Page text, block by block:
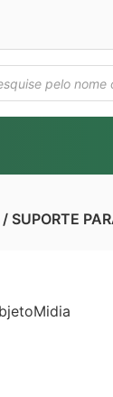
/ SUPORTE